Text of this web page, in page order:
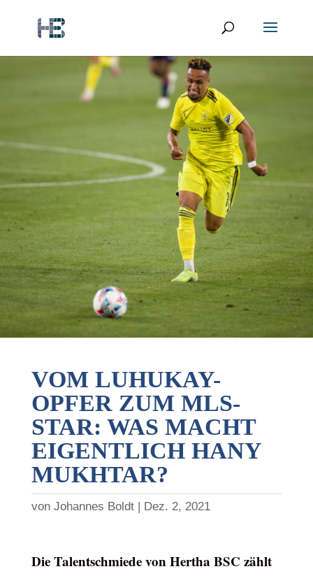
VOM LUHUKAY-
OPFER ZUM MLS-
STAR: WAS MACHT
EIGENTLICH HANY
MUKHTAR?
von Johannes Boldt Dez. 2, 2021
Die Talentschmiede von Hertha BSC zählt